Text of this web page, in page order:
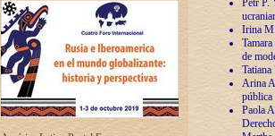
Petr P.
Irina
de
Arina
pública
Paola